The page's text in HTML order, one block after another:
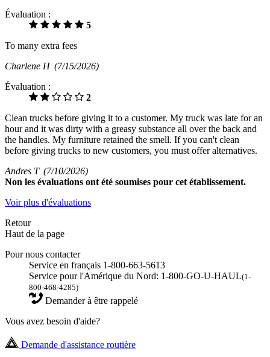
Évaluation :
5
To many extra fees
Charlene H (7/15/2026)
Évaluation :
2
Clean trucks before giving it to a customer. My truck was late for an
hour and it was dirty with a greasy substance all over the back and
the handles. My furniture retained the smell. If you can't clean
before giving trucks to new customers, you must offer alternatives.
Andres T (7/10/2026)
Non les évaluations ont été soumises pour cet établissement.
Voir plus d'évaluations
Retour
Haut de la page
Pour nous contacter
Service en français 1-800-663-5613
Service pour l'Amérique du Nord: 1-800-GO-U-HAUL(1-
800-468-4285)
Demander à être rappelé
Vous avez besoin d'aide?
Demande d'assistance routière